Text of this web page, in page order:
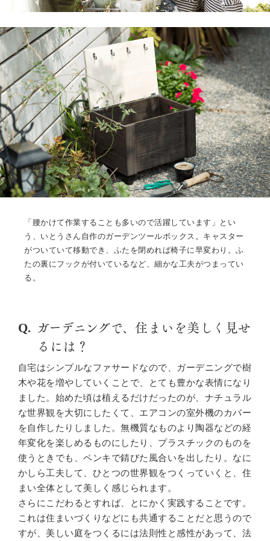
「腰かけて作業することも多いので活躍しています」とい
う、いとうさん自作のガーデンツールボックス。キャスター
がついていて移動でき、ふたを閉めれば椅子に早変わり。ふ
たの裏にフックが付いているなど、細かな工夫がつまってい
る。
ガーデニングで、住まいを美しく見せ
るには？
自宅はシンプルなファサードなので、ガーデニングで樹
木や花を増やしていくことで、とても豊かな表情になり
ました。始めた頃は植えるだけだったのが、ナチュラル
な世界観を大切にしたくて、エアコンの室外機のカバー
を自作したりしました。無機質なものより陶器などの経
年変化を楽しめるものにしたり、プラスチックのものを
使うときでも、ペンキで錆びた風合いを出したり。なに
かしら工夫して、ひとつの世界観をつくっていくと、住
まい全体として美しく感じられます。
さらにこだわるとすれば、とにかく実践することです。
これは住まいづくりなどにも共通することだと思うので
すが、美しい庭をつくるには法則性と感性があって、法